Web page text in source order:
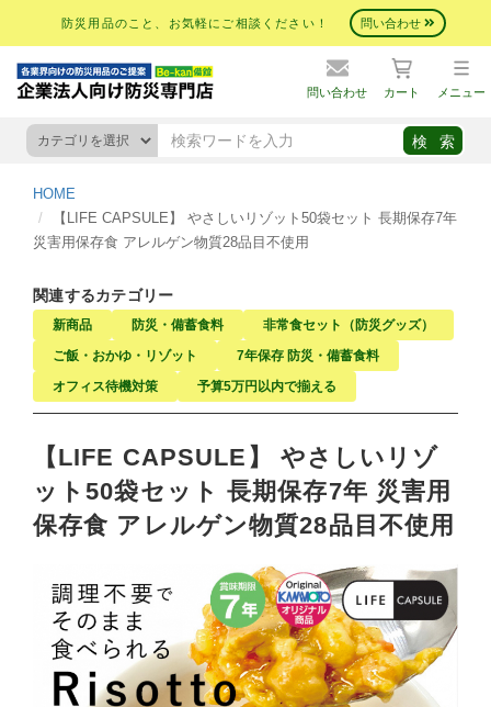
防災用品のこと、お気軽にご相談ください！ 問い合わせ
問い合わせ カート メニュー
HOME
【LIFE CAPSULE】 やさしいリゾット50袋セット 長期保存7年
災害用保存食 アレルゲン物質28品目不使用
関連するカテゴリー
新商品 防災・備蓄食料
非常食セット（防災グッズ）
ご飯・おかゆ・リゾット
7年保存 防災・備蓄食料
オフィス待機対策
予算5万円以内で揃える
【LIFE CAPSULE】 やさしいリゾ
ット50袋セット 長期保存7年 災害用
保存食 アレルゲン物質28品目不使用